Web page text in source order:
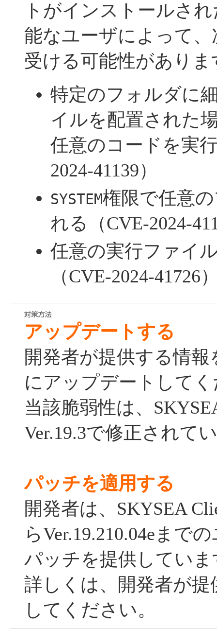
トがインストールさ
能なユーザによって
受ける可能性がありま
特定のフォルダに
イルを配置された
任意のコードを実
2024-41139）
SYSTEM権限で任意
れる（CVE-2024-
任意の実行ファイ
（CVE-2024-41726
アップデートする
開発者が提供する情
にアップデートして
当該脆弱性は、
Ver.19.3で修正されて
パッチを適用する
開発者は、SKYSEA
らVer.19.210.04eまで
パッチを提供していま
詳しくは、開発者が
してください。